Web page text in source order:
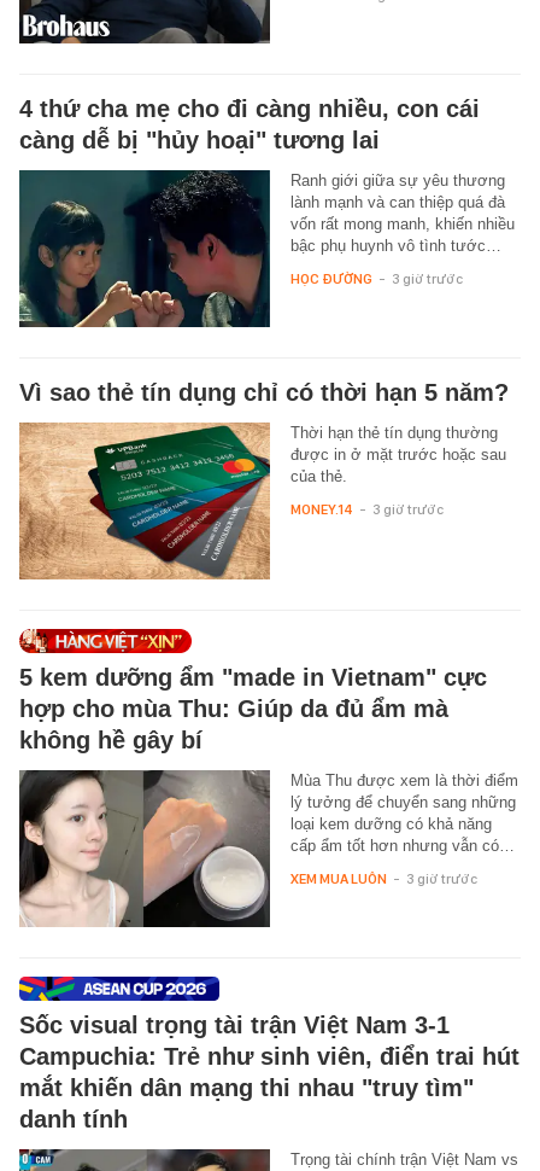
4 thứ cha mẹ cho đi càng nhiều, con cái
càng dễ bị "hủy hoại" tương lai
Ranh giới giữa sự yêu thương
lành mạnh và can thiệp quá đà
vốn rất mong manh, khiến nhiều
bậc phụ huynh vô tình tước…
HỌC ĐƯỜNG - 3 giờ trước
Vì sao thẻ tín dụng chỉ có thời hạn 5 năm?
Thời hạn thẻ tín dụng thường
được in ở mặt trước hoặc sau
của thẻ.
MONEY.14 - 3 giờ trước
5 kem dưỡng ẩm "made in Vietnam" cực
hợp cho mùa Thu: Giúp da đủ ẩm mà
không hề gây bí
Mùa Thu được xem là thời điểm
lý tưởng để chuyển sang những
loại kem dưỡng có khả năng
cấp ẩm tốt hơn nhưng vẫn có…
XEM MUA LUÔN - 3 giờ trước
Sốc visual trọng tài trận Việt Nam 3-1
Campuchia: Trẻ như sinh viên, điển trai hút
mắt khiến dân mạng thi nhau "truy tìm"
danh tính
Trọng tài chính trận Việt Nam vs